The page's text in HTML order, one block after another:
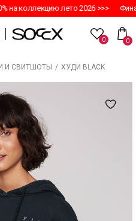
на коллекцию лето 2026 >>>
0 0
И СВИТШОТЫ / ХУДИ BLACK